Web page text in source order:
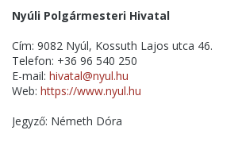
Nyúli Polgármesteri Hivatal
Cím: 9082 Nyúl, Kossuth Lajos utca 46.
Telefon: +36 96 540 250
E-mail: hivatal@nyul.hu
Web: https://www.nyul.hu
Jegyző: Németh Dóra